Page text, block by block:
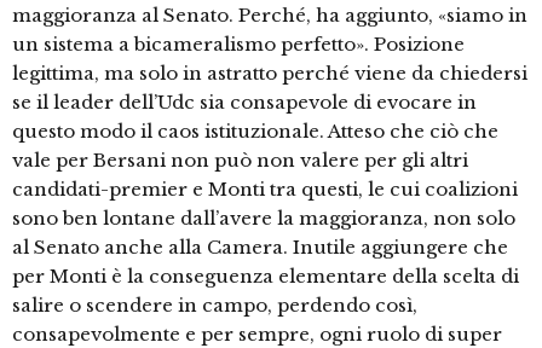
maggioranza al Senato. Perché, ha aggiunto, «siamo in
un sistema a bicameralismo perfetto». Posizione
legittima, ma solo in astratto perché viene da chiedersi
se il leader dell’Udc sia consapevole di evocare in
questo modo il caos istituzionale. Atteso che ciò che
vale per Bersani non può non valere per gli altri
candidati-premier e Monti tra questi, le cui coalizioni
sono ben lontane dall’avere la maggioranza, non solo
al Senato anche alla Camera. Inutile aggiungere che
per Monti è la conseguenza elementare della scelta di
salire o scendere in campo, perdendo così,
consapevolmente e per sempre, ogni ruolo di super